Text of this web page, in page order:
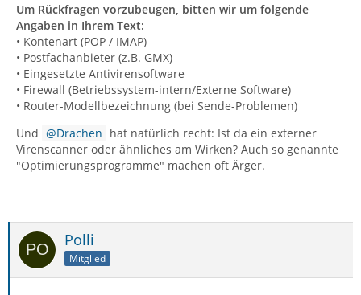
Um Rückfragen vorzubeugen, bitten wir um folgende
Angaben in Ihrem Text:
• Kontenart (POP / IMAP)
• Postfachanbieter (z.B. GMX)
• Eingesetzte Antivirensoftware
• Firewall (Betriebssystem-intern/Externe Software)
• Router-Modellbezeichnung (bei Sende-Problemen)
Und
Drachen hat natürlich recht: Ist da ein externer
Virenscanner oder ähnliches am Wirken? Auch so genannte
"Optimierungsprogramme" machen oft Ärger.
Polli
Mitglied